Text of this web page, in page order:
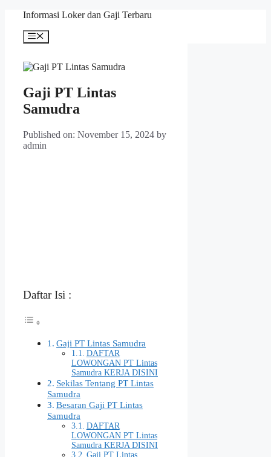
content
Informasi Loker dan Gaji Terbaru
Menu
Gaji PT Lintas
Samudra
Published on: November 15, 2024 by
admin
Daftar Isi :
Gaji PT Lintas Samudra
DAFTAR
LOWONGAN PT Lintas
Samudra KERJA DISINI
Sekilas Tentang PT Lintas
Samudra
Besaran Gaji PT Lintas
Samudra
DAFTAR
LOWONGAN PT Lintas
Samudra KERJA DISINI
Gaji PT Lintas